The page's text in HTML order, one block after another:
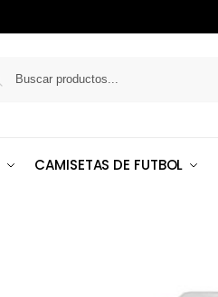
CAMISETAS DE FUTBOL